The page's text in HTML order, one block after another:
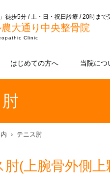
徒歩5分 / 土・日・祝日診療 / 20時まで
大通り中央整骨院
Clinic
はじめての方へ 当院につ
テニス肘
肘(上腕骨外側上